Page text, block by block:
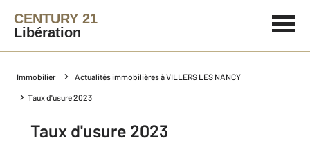
CENTURY 21
Libération
Immobilier Actualités immobilières à VILLERS LES NANCY
Taux d'usure 2023
Taux d'usure 2023